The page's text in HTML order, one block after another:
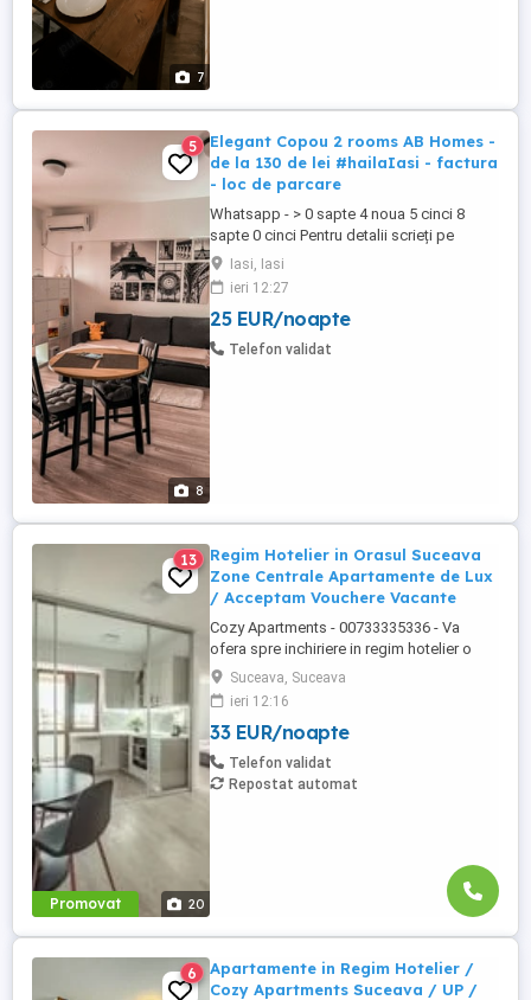
7
8
5
Elegant Copou 2 rooms AB Homes -
de la 130 de lei #hailaIasi - factura
- loc de parcare
Whatsapp - > 0 sapte 4 noua 5 cinci 8
sapte 0 cinci Pentru detalii scrieți pe
Whatsapp la 07 (patru x noua x cinci x
cinci x opt x șapte x zero x cinci) Prețuri
începând de la 130 de lei noapte, numărul
de persoane și de durata șederii. Te
așteptăm in acest apartament cochet ...
Iasi, Iasi
ieri 12:27
25 EUR/noapte
Telefon validat
Promovat 20
13
Regim Hotelier in Orasul Suceava
Zone Centrale Apartamente de Lux
/ Acceptam Vouchere Vacante
Cozy Apartments - 00733335336 - Va
ofera spre inchiriere in regim hotelier o
gama variata de apartamente si
garsoniere situate in puncte cheie ale
orasului Suceava: Bulevardul George
Enescu. Kaufland George Enescu In
centrul Orasului pe Esplanada langa
McDonald's. Zamca Bulevardul 1 Mai
Obcini ...
Suceava, Suceava
ieri 12:16
33 EUR/noapte
Telefon validat
Repostat automat
6
Apartamente in Regim Hotelier /
Cozy Apartments Suceava / UP /